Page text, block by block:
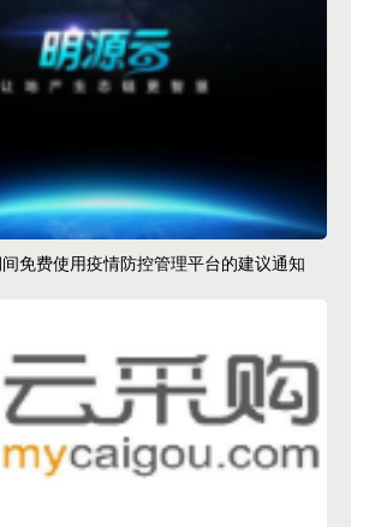
免费使用疫情防控管理平台的建议通知